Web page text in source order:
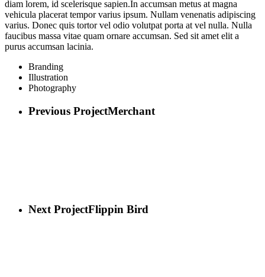
diam lorem, id scelerisque sapien.In accumsan metus at magna
vehicula placerat tempor varius ipsum. Nullam venenatis adipiscing
varius. Donec quis tortor vel odio volutpat porta at vel nulla. Nulla
faucibus massa vitae quam ornare accumsan. Sed sit amet elit a
purus accumsan lacinia.
Branding
Illustration
Photography
Previous ProjectMerchant
Next ProjectFlippin Bird